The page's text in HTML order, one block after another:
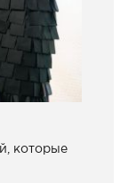
которые